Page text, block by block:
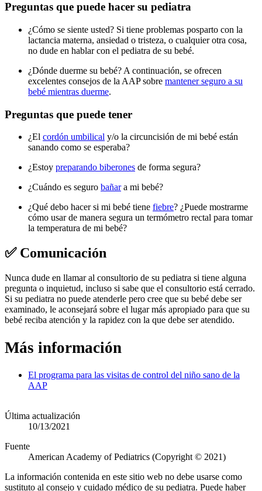
Preguntas que puede hacer su pediatra
¿Cómo se siente usted? Si tiene problemas posparto con la
lactancia materna, ansiedad o tristeza, o cualquier otra cosa,
no dude en hablar con el pediatra de su bebé.
¿Dónde duerme su bebé? A continuación, se ofrecen
excelentes consejos de la AAP sobre mantener seguro a su
bebé mientras duerme.
Preguntas que puede tener
¿El cordón umbilical y/o la circuncisión de mi bebé están
sanando como se esperaba?
¿Estoy preparando biberones de forma segura?
¿Cuándo es seguro bañara mi bebé?
¿Qué debo hacer si mi bebé tiene fiebre? ¿Puede mostrarme
cómo usar de manera segura un termómetro rectal para tomar
la temperatura de mi bebé?
✅ Comunicación
Nunca dude en llamar al consultorio de su pediatra si tiene alguna
pregunta o inquietud, incluso si sabe que el consultorio está cerrado.
Si su pediatra no puede atenderle pero cree que su bebé debe ser
examinado, le aconsejará sobre el lugar más apropiado para que su
bebé reciba atención y la rapidez con la que debe ser atendido.
Más información
El programa para las visitas de control del niño sano de la
AAP
Última actualización
10/13/2021
Fuente
American Academy of Pediatrics (Copyright © 2021)
La información contenida en este sitio web no debe usarse como
sustituto al consejo y cuidado médico de su pediatra. Puede haber